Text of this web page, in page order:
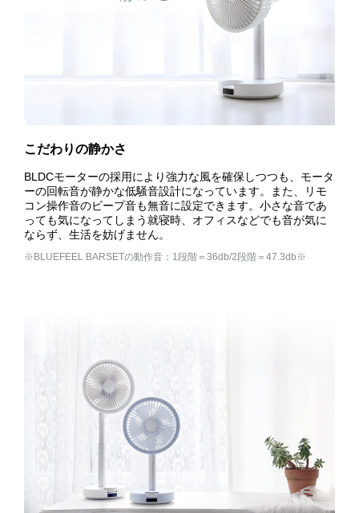
こだわりの静かさ
BLDCモーターの採用により強力な風を確保しつつも、モータ
ーの回転音が静かな低騒音設計になっています。また、リモ
コン操作音のビープ音も無音に設定できます。小さな音であ
っても気になってしまう就寝時、オフィスなどでも音が気に
ならず、生活を妨げません。
※BLUEFEEL BARSETの動作音：1段階＝36db/2段階＝47.3db※